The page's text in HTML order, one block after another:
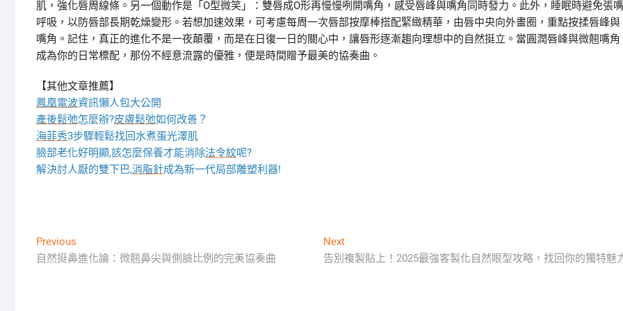
肌，強化唇周線條。另一個動作是「O型微笑」：雙唇成O形再慢慢咧開嘴角，感受唇峰與嘴角同時發力。此外，睡眠時避免張嘴
呼吸，以防唇部長期乾燥變形。若想加速效果，可考慮每周一次唇部按摩棒搭配緊緻精華，由唇中央向外畫圈，重點按揉唇峰與
嘴角。記住，真正的進化不是一夜顛覆，而是在日復一日的關心中，讓唇形逐漸趨向理想中的自然挺立。當圓潤唇峰與微翹嘴角
成為你的日常標配，那份不經意流露的優雅，便是時間贈予最美的協奏曲。
【其他文章推薦】
鳳凰電波資訊懶人包大公開
產後鬆弛怎麼辦?皮膚鬆弛如何改善？
海菲秀3步驟輕鬆找回水煮蛋光澤肌
臉部老化好明顯,該怎麼保養才能消除法令紋呢?
解決討人厭的雙下巴,消脂針成為新一代局部雕塑利器!
文
章
Previous
post:
自然挺鼻進化論：微翹鼻尖與側臉比例的完美協奏曲
NextNext
post:
告別複製貼上！2025最強客製化自然眼型攻略，找回你的獨特魅